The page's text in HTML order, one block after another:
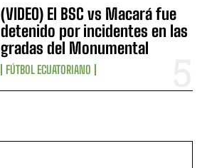
(VIDEO) El BSC vs Macará fue
detenido por incidentes en las
gradas del Monumental
FÚTBOL ECUATORIANO